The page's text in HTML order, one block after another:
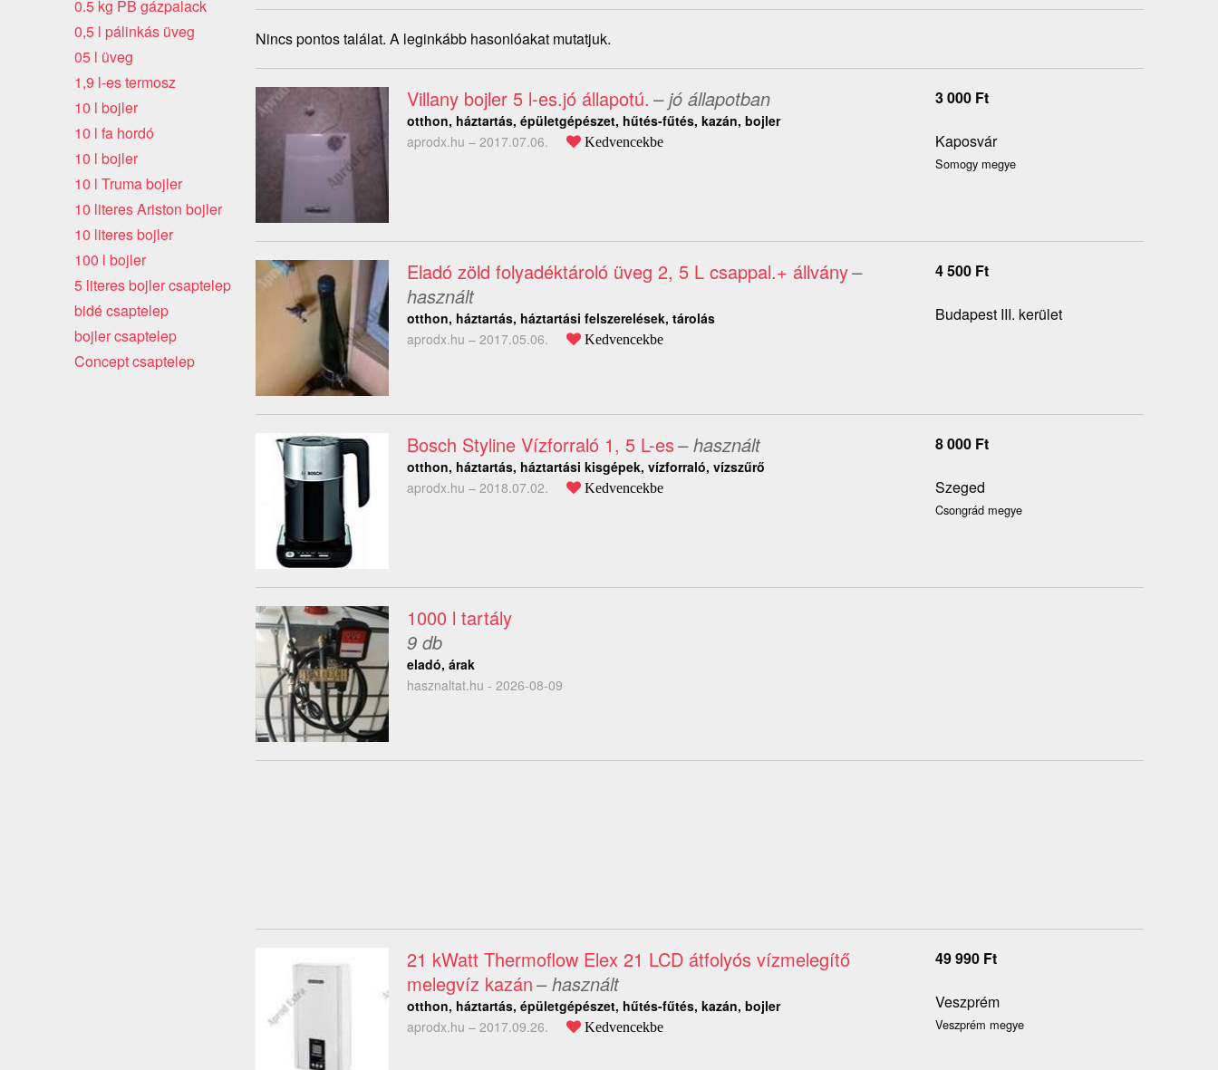
Nincs pontos találat. A leginkább hasonlóakat mutatjuk.
Villany bojler 5 l-es.jó állapotú. – jó állapotban
otthon, háztartás, épületgépészet, hűtés-fűtés, kazán, bojler
aprodx.hu – 2017.07.06. Kedvencekbe
3 000 Ft
Kaposvár
Somogy megye
Eladó zöld folyadéktároló üveg 2, 5 L csappal.+ állvány–
használt
otthon, háztartás, háztartási felszerelések, tárolás
aprodx.hu – 2017.05.06. Kedvencekbe
4 500 Ft
Budapest III. kerület
Bosch Styline Vízforraló 1, 5 L-es– használt
otthon, háztartás, háztartási kisgépek, vízforraló, vízszűrő
aprodx.hu – 2018.07.02. Kedvencekbe
8 000 Ft
Szeged
Csongrád megye
1000 l tartály
9 db
eladó, árak
hasznaltat.hu - 2026-08-09
21 kWatt Thermoflow Elex 21 LCD átfolyós vízmelegítő
melegvíz kazán– használt
otthon, háztartás, épületgépészet, hűtés-fűtés, kazán, bojler
aprodx.hu – 2017.09.26. Kedvencekbe
49 990 Ft
Veszprém
Veszprém megye
0.5 kg PB gázpalack
0,5 l pálinkás üveg
05 l üveg
1,9 l-es termosz
10 l bojler
10 l fa hordó
10 l bojler
10 l Truma bojler
10 literes Ariston bojler
10 literes bojler
100 l bojler
5 literes bojler csaptelep
bidé csaptelep
bojler csaptelep
Concept csaptelep